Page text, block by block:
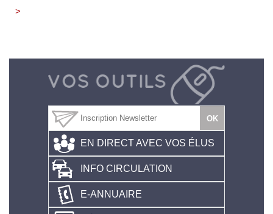
>
EN DIRECT AVEC VOS ÉLUS
INFO CIRCULATION
E-ANNUAIRE